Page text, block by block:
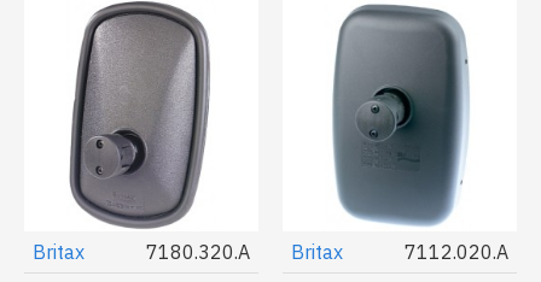
Britax 7180.320.A Britax 7112.020.A